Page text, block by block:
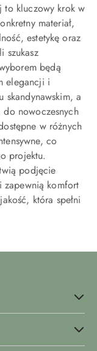
to kluczowy krok w
materiał,
estetykę oraz
szukasz
będą
elegancji i
skandynawskim, a
nowoczesnych
w różnych
co
projektu.
podjęcie
zapewnią komfort
która spełni